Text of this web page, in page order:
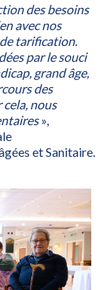
des besoins
avec nos
tarification.
par le souci
grand âge,
des
nous
»,
et Sanitaire.